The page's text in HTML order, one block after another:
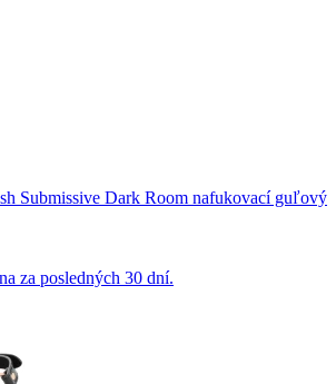
Submissive Dark Room nafukovací guľový
za posledných 30 dní.